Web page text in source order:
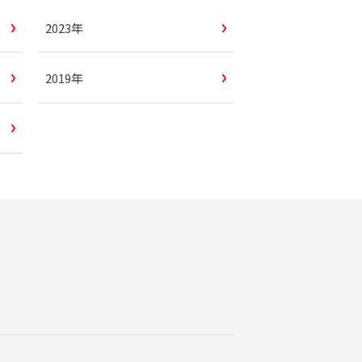
2023年
2019年